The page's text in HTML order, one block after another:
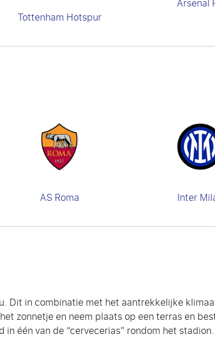
Tottenham Hotspur
Arsenal
AS Roma Inter
Dit in combinatie met het aantrekkelijke
zonnetje en neem plaats op een terras en
één van de “cervecerias” rondom het